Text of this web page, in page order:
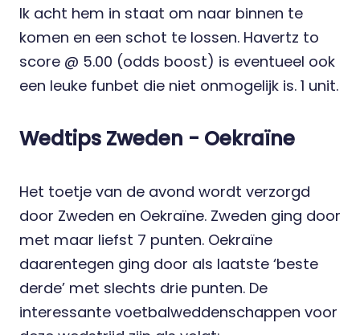
Ik acht hem in staat om naar binnen te
komen en een schot te lossen. Havertz to
score @ 5.00 (odds boost) is eventueel ook
een leuke funbet die niet onmogelijk is. 1 unit.
Wedtips Zweden - Oekraïne
Het toetje van de avond wordt verzorgd
door Zweden en Oekraïne. Zweden ging door
met maar liefst 7 punten. Oekraïne
daarentegen ging door als laatste ‘beste
derde’ met slechts drie punten. De
interessante voetbalweddenschappen voor